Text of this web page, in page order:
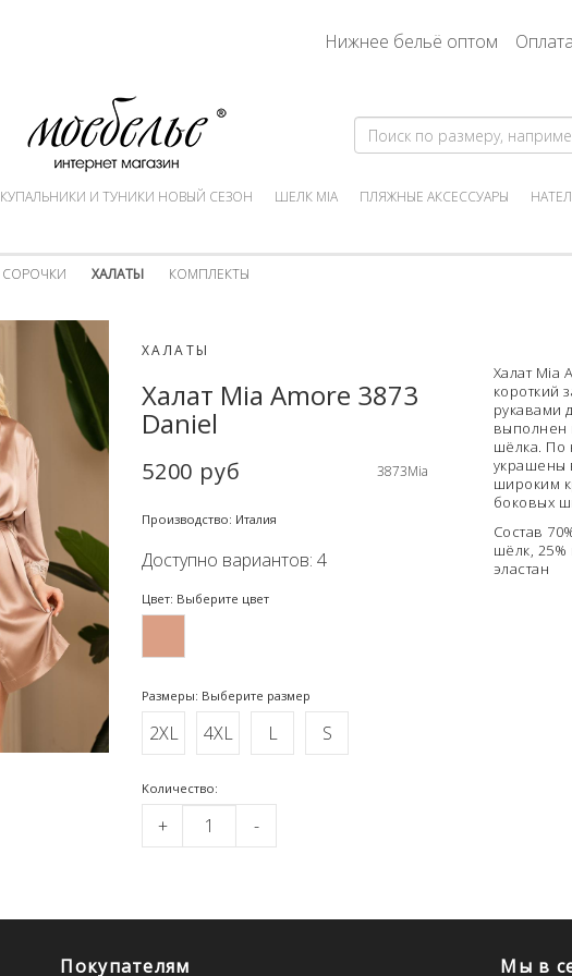
Нижнее бельё оптом
КУПАЛЬНИКИ И ТУНИКИ НОВЫЙ СЕЗОН ШЕЛК MIA ПЛЯЖНЫЕ АКСЕССУАРЫ
СОРОЧКИ ХАЛАТЫ КОМПЛЕКТЫ
ХАЛАТЫ
Халат Mia Amore 3873
Daniel
5200 руб 3873Mia
Производство: Италия
Доступно вариантов: 4
Цвет: Выберите цвет
Размеры: Выберите размер
2XL 4XL L S
Kоличество:
+ -
Халат Mia
короткий
рукавами
выполнен
шёлка. По
широким
боковых
Состав
шёлк, 25%
эластан
Покупателям Мы в